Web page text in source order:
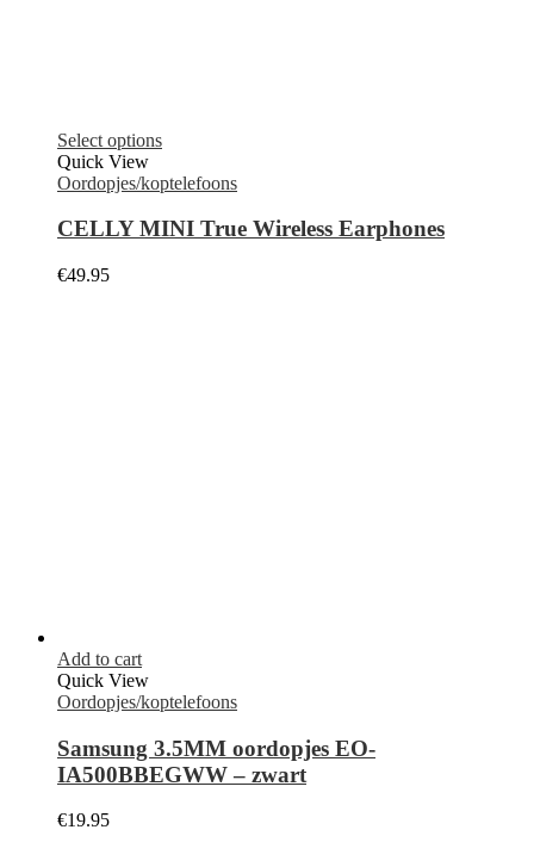
Select options
Quick View
Oordopjes/koptelefoons
CELLY MINI True Wireless Earphones
€49.95
Add to cart
Quick View
Oordopjes/koptelefoons
Samsung 3.5MM oordopjes EO-
IA500BBEGWW – zwart
€19.95